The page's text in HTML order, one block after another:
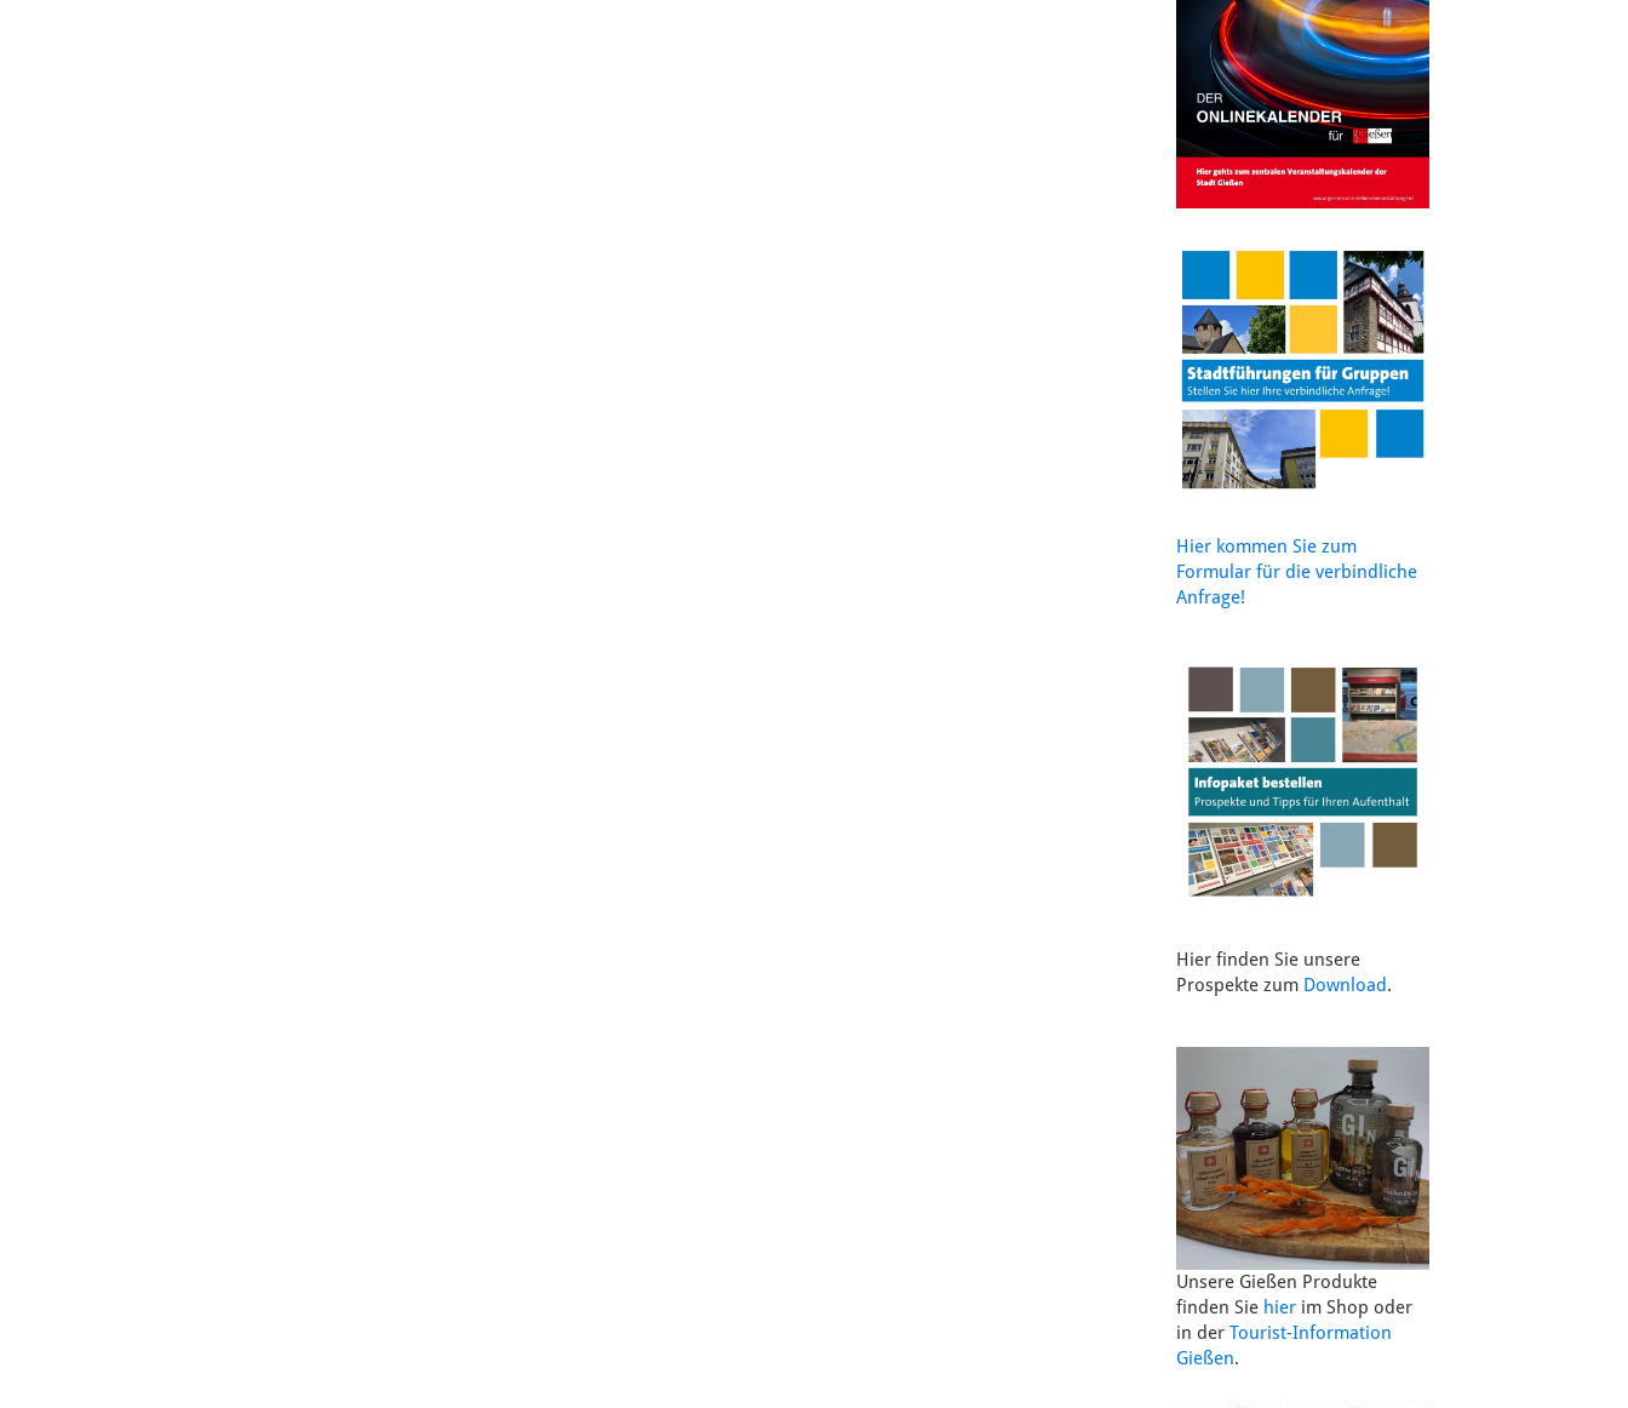
Hier kommen Sie zum
Formular für die verbindliche
Anfrage!
Hier finden Sie unsere
Prospekte zum Download.
Unsere Gießen Produkte
finden Sie hierim Shop oder
in der Tourist-Information
Gießen.